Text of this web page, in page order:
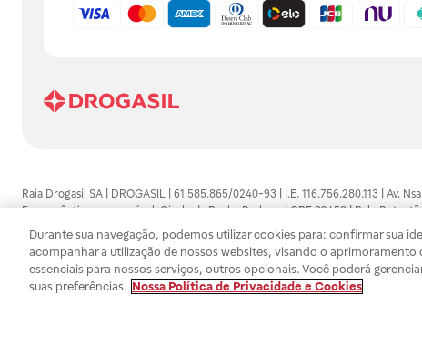
Raia Drogasil SA | DROGASIL | 61.585.865/0240-93 | I.E. 116.756.280.113 | Av.
Farmacêutico responsável: Gisele da Penha Barbosa | CRF 89453 | Polo
automedicação e não substituem, em hipótese alguma, as orientações dadas
persistirem os sintomas, um médico deverá ser consultado. Os preços e
SA trabalha com as tecnologias mais avançadas de proteção de dados, para
efetuados estão sujeitos à confirmação da disponibilidade de produto em nosso
Durante sua navegação, podemos utilizar cookies para: confirmar sua
acompanhar a utilização de nossos websites, visando o aprimoramento
essenciais para nossos serviços, outros opcionais. Você poderá
suas preferências. Nossa Política de Privacidade e Cookies